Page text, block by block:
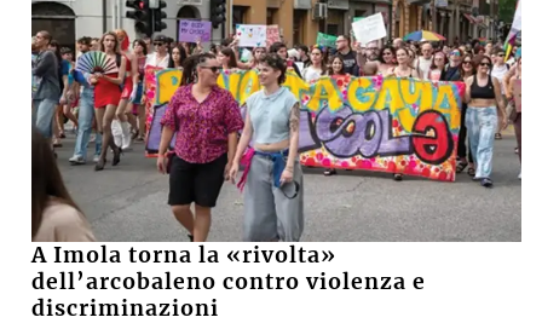
A Imola torna la «rivolta»
dell’arcobaleno contro violenza e
discriminazioni